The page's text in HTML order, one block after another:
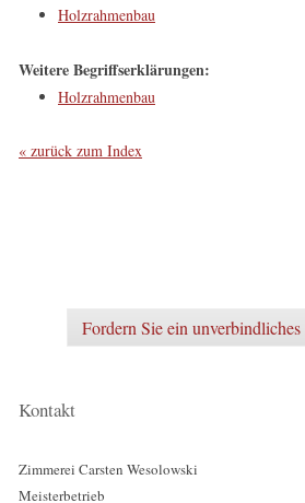
Holzrahmenbau
Weitere Begriffserklärungen:
Holzrahmenbau
« zurück zum Index
Fordern Sie ein
Kontakt
Zimmerei Carsten Wesolowski
Meisterbetrieb